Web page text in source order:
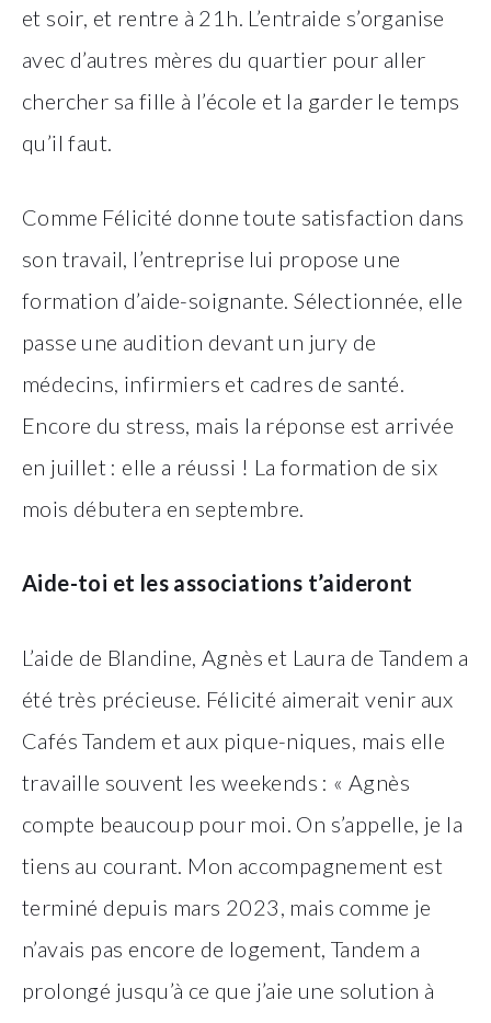
et soir, et rentre à 21h. L’entraide s’organise
avec d’autres mères du quartier pour aller
chercher sa fille à l’école et la garder le temps
qu’il faut.
Comme Félicité donne toute satisfaction dans
son travail, l’entreprise lui propose une
formation d’aide-soignante. Sélectionnée, elle
passe une audition devant un jury de
médecins, infirmiers et cadres de santé.
Encore du stress, mais la réponse est arrivée
en juillet : elle a réussi ! La formation de six
mois débutera en septembre.
Aide-toi et les associations t’aideront
L’aide de Blandine, Agnès et Laura de Tandem a
été très précieuse. Félicité aimerait venir aux
Cafés Tandem et aux pique-niques, mais elle
travaille souvent les weekends : « Agnès
compte beaucoup pour moi. On s’appelle, je la
tiens au courant. Mon accompagnement est
terminé depuis mars 2023, mais comme je
n’avais pas encore de logement, Tandem a
prolongé jusqu’à ce que j’aie une solution à